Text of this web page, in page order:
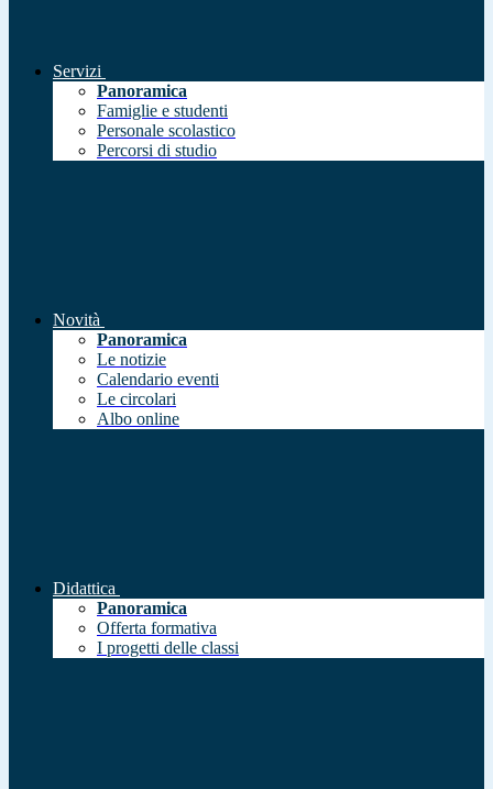
Servizi
Panoramica
Famiglie e studenti
Personale scolastico
Percorsi di studio
Novità
Panoramica
Le notizie
Calendario eventi
Le circolari
Albo online
Didattica
Panoramica
Offerta formativa
I progetti delle classi